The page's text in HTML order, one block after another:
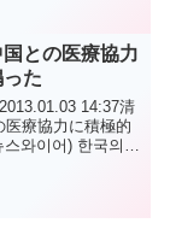
との医療協力
た
14:37清
療協力に積極的
와이어) 한국의